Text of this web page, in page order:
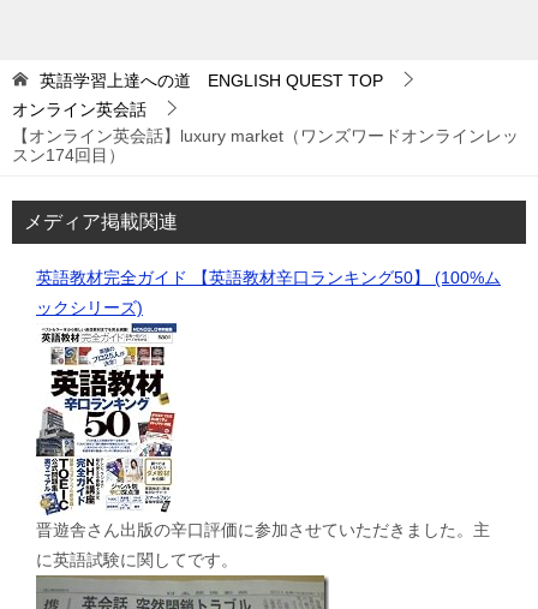
英語学習上達への道 ENGLISH QUEST TOP
オンライン英会話
【オンライン英会話】luxury market（ワンズワードオンラインレッ
スン174回目）
メディア掲載関連
英語教材完全ガイド 【英語教材辛口ランキング50】 (100%ム
ックシリーズ)
晋遊舎さん出版の辛口評価に参加させていただきました。主
に英語試験に関してです。